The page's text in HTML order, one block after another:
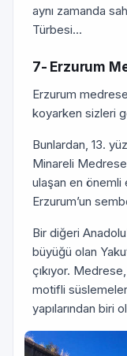
aynı zamanda
Türbesi…
7- Erzurum
Erzurum
koyarken sizleri
Bunlardan, 13.
Minareli
ulaşan en önemli
Erzurum’un
Bir diğeri
büyüğü olan
çıkıyor.
motifli
yapılarından biri